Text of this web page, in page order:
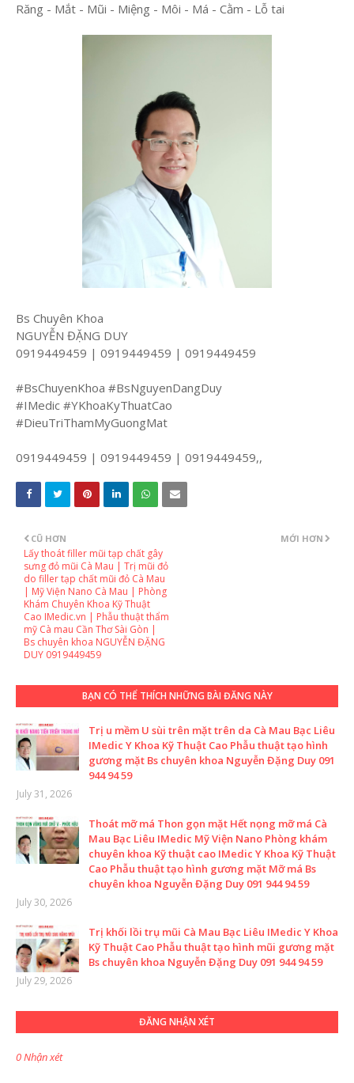
Răng - Mắt - Mũi - Miệng - Môi - Má - Cằm - Lỗ tai
Bs Chuyên Khoa
NGUYỄN ĐẶNG DUY
0919449459 | 0919449459 | 0919449459
#BsChuyenKhoa #BsNguyenDangDuy
#IMedic #YKhoaKyThuatCao
#DieuTriThamMyGuongMat
0919449459 | 0919449459 | 0919449459,,
MỚI HƠN
CŨ HƠN
Lấy thoát filler mũi tạp chất gây
sưng đỏ mũi Cà Mau | Trị mũi đỏ
do filler tạp chất mũi đỏ Cà Mau
| Mỹ Viện Nano Cà Mau | Phòng
Khám Chuyên Khoa Kỹ Thuật
Cao IMedic.vn | Phẫu thuật thẩm
mỹ Cà mau Cần Thơ Sài Gòn |
Bs chuyên khoa NGUYỄN ĐẶNG
DUY 0919449459
BẠN CÓ THỂ THÍCH NHỮNG BÀI ĐĂNG NÀY
Trị u mềm U sùi trên mặt trên da Cà Mau Bạc Liêu
IMedic Y Khoa Kỹ Thuật Cao Phẫu thuật tạo hình
gương mặt Bs chuyên khoa Nguyễn Đặng Duy 091
944 94 59
July 31, 2026
Thoát mỡ má Thon gọn mặt Hết nọng mỡ má Cà
Mau Bạc Liêu IMedic Mỹ Viện Nano Phòng khám
chuyên khoa Kỹ thuật cao IMedic Y Khoa Kỹ Thuật
Cao Phẫu thuật tạo hình gương mặt Mỡ má Bs
chuyên khoa Nguyễn Đặng Duy 091 944 94 59
July 30, 2026
Trị khối lồi trụ mũi Cà Mau Bạc Liêu IMedic Y Khoa
Kỹ Thuật Cao Phẫu thuật tạo hình mũi gương mặt
Bs chuyên khoa Nguyễn Đặng Duy 091 944 94 59
July 29, 2026
ĐĂNG NHẬN XÉT
0 Nhận xét